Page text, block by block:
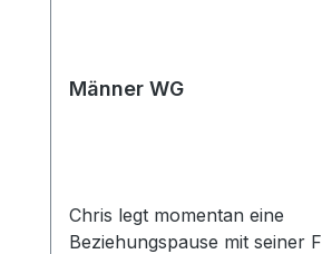
Männer WG
Chris legt momentan eine
Beziehungspause mit seiner